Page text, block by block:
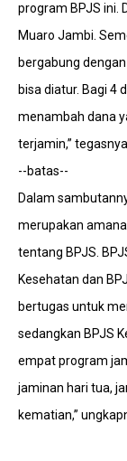
program BPJS ini.
Muaro Jambi.
bergabung
bisa diatur. Bagi 4
menambah dana
terjamin,” tegasnya.
--batas--
Dalam
merupakan
tentang BPJS.
Kesehatan dan
bertugas untuk
sedangkan BPJS
empat program
jaminan hari tua,
kematian,”